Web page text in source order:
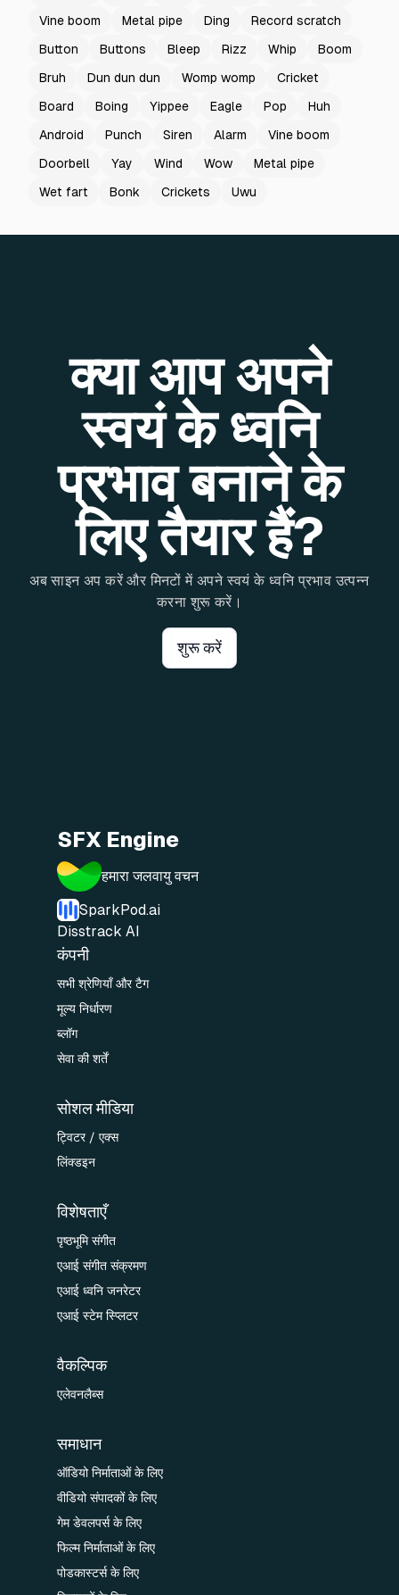
Vine boom
Metal pipe Ding
Record scratch
Button
Buttons Bleep Rizz Whip
Boom
Bruh
Dun dun dun Womp womp
Cricket
Board
Boing Yippee Eagle Pop
Huh
Android
Punch Siren Alarm
Vine boom
Doorbell
Yay Wind Wow
Metal pipe
Wet fart
Bonk Crickets Uwu
क्या आप अपने
स्वयं के ध्वनि
प्रभाव बनाने के
लिए तैयार हैं?
अब साइन अप करें और मिनटों में अपने स्वयं के ध्वनि प्रभाव उत्पन्न
करना शुरू करें।
शुरू करें
SFX Engine
हमारा जलवायु वचन
SparkPod.ai
Disstrack AI
कंपनी
सभी श्रेणियाँ और टैग
मूल्य निर्धारण
ब्लॉग
सेवा की शर्तें
सोशल मीडिया
ट्विटर / एक्स
लिंक्डइन
विशेषताएँ
पृष्ठभूमि संगीत
एआई संगीत संक्रमण
एआई ध्वनि जनरेटर
एआई स्टेम स्प्लिटर
वैकल्पिक
एलेवनलैब्स
समाधान
ऑडियो निर्माताओं के लिए
वीडियो संपादकों के लिए
गेम डेवलपर्स के लिए
फिल्म निर्माताओं के लिए
पोडकास्टर्स के लिए